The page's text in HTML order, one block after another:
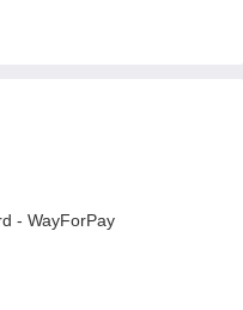
- WayForPay